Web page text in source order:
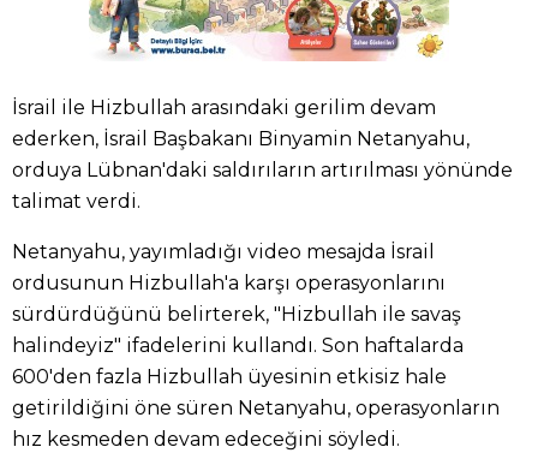
İsrail ile Hizbullah arasındaki gerilim devam
ederken, İsrail Başbakanı Binyamin Netanyahu,
orduya Lübnan'daki saldırıların artırılması yönünde
talimat verdi.
Netanyahu, yayımladığı video mesajda İsrail
ordusunun Hizbullah'a karşı operasyonlarını
sürdürdüğünü belirterek, "Hizbullah ile savaş
halindeyiz" ifadelerini kullandı. Son haftalarda
600'den fazla Hizbullah üyesinin etkisiz hale
getirildiğini öne süren Netanyahu, operasyonların
hız kesmeden devam edeceğini söyledi.